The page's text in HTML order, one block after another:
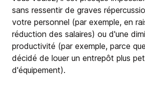
sans ressentir de graves
votre personnel (par exemple, en
réduction des salaires) ou d'une
productivité (par exemple, parce
décidé de louer un entrepôt plus
d'équipement).